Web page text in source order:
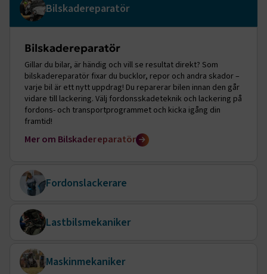
Bilskadereparatör
Bilskadereparatör
Gillar du bilar, är händig och vill se resultat direkt? Som
bilskadereparatör fixar du bucklor, repor och andra skador –
varje bil är ett nytt uppdrag! Du reparerar bilen innan den går
vidare till lackering. Välj fordonsskadeteknik och lackering på
fordons- och transportprogrammet och kicka igång din
framtid!
Mer om Bilskadereparatör
Fordonslackerare
Fordonslackerare
Gillar du bilar och snygga resultat? Som lackerare fixar du färgen –
från coola nyanser till att dölja skador. Du ser till att fordonen glänser!
Mer omFordonslackerare
Lastbilsmekaniker
Lastbilsmekaniker
Ju större desto roligare, eller hur? I och med att fordon överlag har
Maskinmekaniker